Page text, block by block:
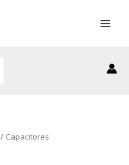
/ Capacitores